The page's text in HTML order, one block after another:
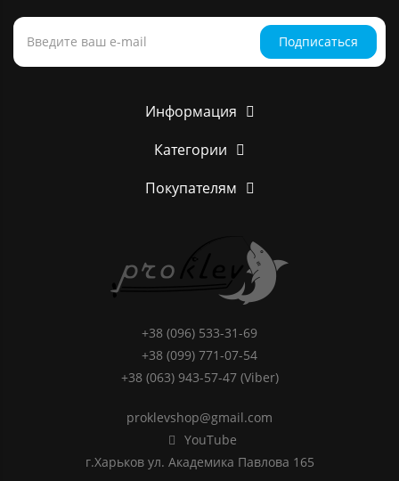
Подписаться
Информация
Категории
Покупателям
+38 (096) 533-31-69
+38 (099) 771-07-54
+38 (063) 943-57-47 (Viber)
proklevshop@gmail.com
YouTube
г.Харьков ул. Академика Павлова 165